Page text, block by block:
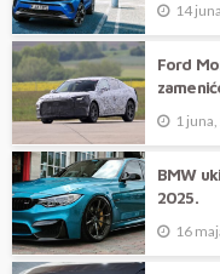
14
Ford
1
BMW
2025.
16